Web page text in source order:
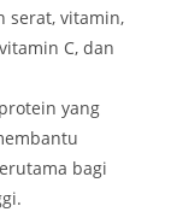
serat, vitamin,
C, dan
yang
bagi